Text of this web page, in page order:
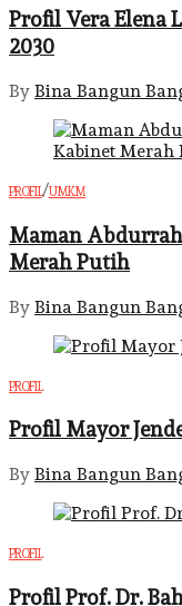
Profil Vera Elena
2030
By Bina Bangun
PROFIL/UMKM
Maman
Merah Putih
By Bina Bangun
PROFIL
Profil Mayor
By Bina Bangun
PROFIL
Profil Prof. Dr.